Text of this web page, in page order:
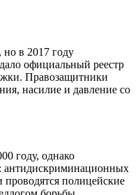
в 2017 году
официальный реестр
Правозащитники
насилие и давление со
году, однако
антидискриминационных
полицейские